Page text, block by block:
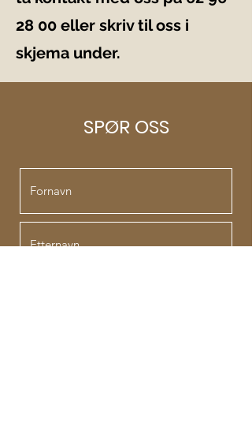
28 00 eller skriv til oss i
skjema under.
SPØR OSS